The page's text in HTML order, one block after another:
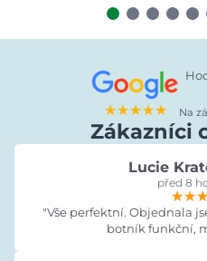
★★★★★ Na
Zákazníci
Lucie
před 8
"Vše perfektní. Objednala
botník funkční,